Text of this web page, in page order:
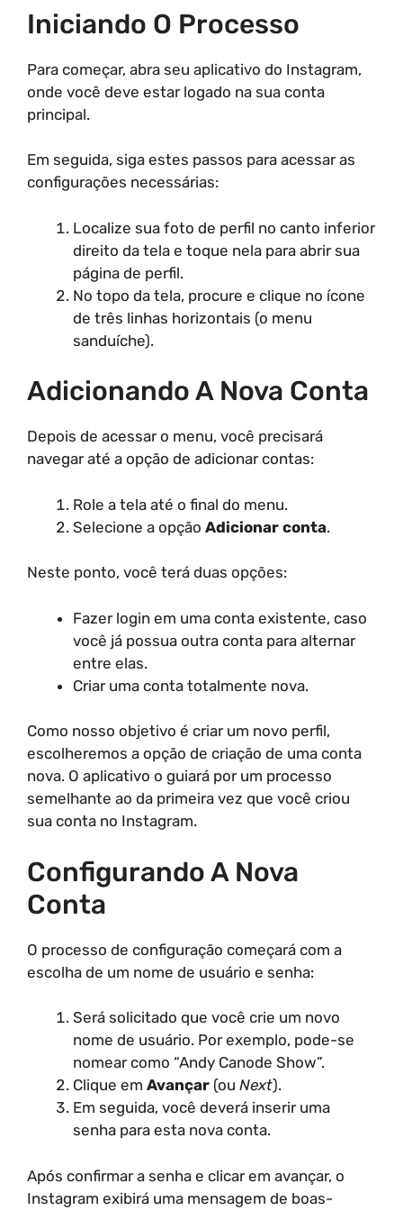
Iniciando O Processo
Para começar, abra seu aplicativo do Instagram,
onde você deve estar logado na sua conta
principal.
Em seguida, siga estes passos para acessar as
configurações necessárias:
Localize sua foto de perfil no canto inferior
direito da tela e toque nela para abrir sua
página de perfil.
No topo da tela, procure e clique no ícone
de três linhas horizontais (o menu
sanduíche).
Adicionando A Nova Conta
Depois de acessar o menu, você precisará
navegar até a opção de adicionar contas:
Role a tela até o final do menu.
Selecione a opção Adicionar conta.
Neste ponto, você terá duas opções:
Fazer login em uma conta existente, caso
você já possua outra conta para alternar
entre elas.
Criar uma conta totalmente nova.
Como nosso objetivo é criar um novo perfil,
escolheremos a opção de criação de uma conta
nova. O aplicativo o guiará por um processo
semelhante ao da primeira vez que você criou
sua conta no Instagram.
Configurando A Nova
Conta
O processo de configuração começará com a
escolha de um nome de usuário e senha:
Será solicitado que você crie um novo
nome de usuário. Por exemplo, pode-se
nomear como “Andy Canode Show”.
Clique em Avançar (ou Next).
Em seguida, você deverá inserir uma
senha para esta nova conta.
Após confirmar a senha e clicar em avançar, o
Instagram exibirá uma mensagem de boas-